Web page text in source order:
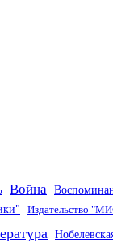
Война
Издательство